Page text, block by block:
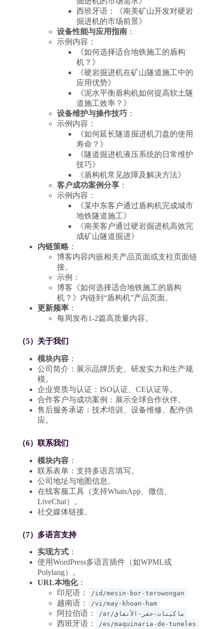
西班牙语：《南美矿山开发对硬岩
掘进机的市场前景》
设备性能与应用指南：
示例内容：
《如何选择适合地铁施工的盾构
机？》
《硬岩掘进机在矿山隧道施工中的
应用优势》
《泥水平衡盾构机如何提高软土隧
道施工效率？》
设备维护与操作技巧：
示例内容：
《如何延长隧道掘进机刀盘的使用
寿命？》
《隧道掘进机液压系统的日常维护
技巧》
《盾构机常见故障及解决方法》
客户成功案例分享：
示例内容：
《某中东客户通过盾构机完成城市
地铁隧道施工》
《南美客户通过硬岩掘进机高效完
成矿山隧道掘进》
内链策略：
博客内容内嵌相关产品页面或支柱页面链
接。
示例：
博客《如何选择适合地铁施工的盾构
机？》内链到“盾构机”产品页面。
更新频率：
每周发布1-2篇高质量内容。
（5）关于我们
模块内容：
公司简介：展示品牌历史、研发实力和生产规
模。
企业资质与认证：ISO认证、CE认证等。
合作客户与成功案例：展示全球合作伙伴。
售后服务承诺：技术培训、设备维修、配件供
应。
（6）联系我们
模块内容：
联系表单：支持多语言填写。
公司地址与地图信息。
在线客服工具（支持WhatsApp、微信、
LiveChat）。
社交媒体链接。
（7）多语言支持
实现方式：
使用WordPress多语言插件（如WPML或
Polylang）。
URL本地化：
印尼语：
/id/mesin-bor-terowongan
越南语： /vi/may-khoan-ham
阿拉伯语： /ar/ماكينات-حفر-الأنفاق
西班牙语： /es/maquinaria-de-tuneles